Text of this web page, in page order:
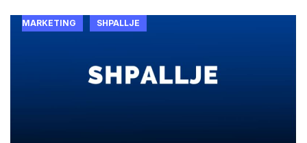
MARKETING SHPALLJE